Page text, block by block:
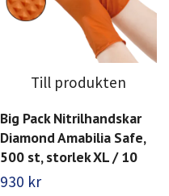
Till produkten
Big Pack Nitrilhandskar
Diamond Amabilia Safe,
500 st, storlek XL / 10
930 kr